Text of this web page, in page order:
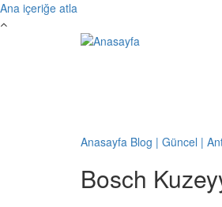
Ana içeriğe atla
Anasayfa Blog | Güncel |
Bosch